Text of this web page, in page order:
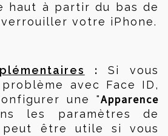
haut à partir du bas de
votre iPhone.
: Si vous
avec Face ID,
une "Apparence
les paramètres de
peut être utile si vous